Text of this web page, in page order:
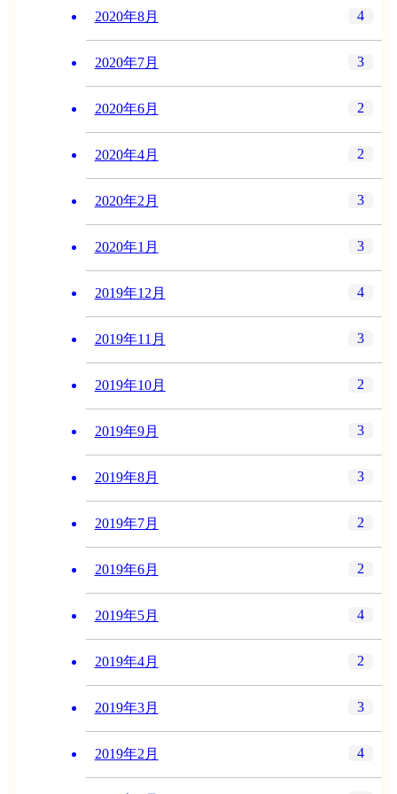
2020年8月 4
2020年7月 3
2020年6月 2
2020年4月 2
2020年2月 3
2020年1月 3
2019年12月 4
2019年11月 3
2019年10月 2
2019年9月 3
2019年8月 3
2019年7月 2
2019年6月 2
2019年5月 4
2019年4月 2
2019年3月 3
2019年2月 4